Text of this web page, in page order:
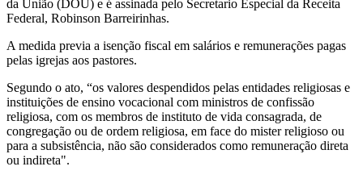
da União (DOU) e é assinada pelo Secretario Especial da Receita
Federal, Robinson Barreirinhas.
A medida previa a isenção fiscal em salários e remunerações pagas
pelas igrejas aos pastores.
Segundo o ato, “os valores despendidos pelas entidades religiosas e
instituições de ensino vocacional com ministros de confissão
religiosa, com os membros de instituto de vida consagrada, de
congregação ou de ordem religiosa, em face do mister religioso ou
para a subsistência, não são considerados como remuneração direta
ou indireta".